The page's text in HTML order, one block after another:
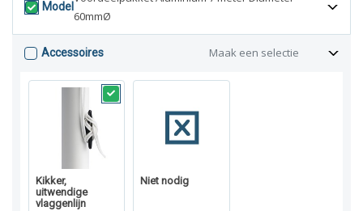
Model
60mmØ
Accessoires Maak een selectie
Kikker,
uitwendige
vlaggenlijn
Niet nodig